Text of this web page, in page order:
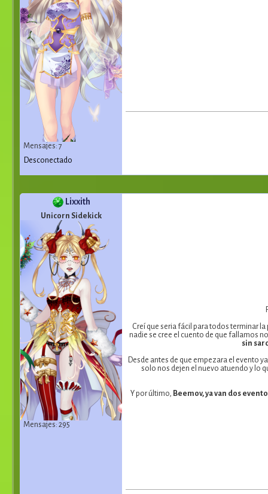
Mensajes: 7
Desconectado
Lixxith
Unicorn Sidekick
Mensajes: 295
Creí que seria fácil para todos terminar
nadie se cree el cuento de que fallamos
sin
Desde antes de que empezara el evento
solo nos dejen el nuevo atuendo y lo
Y por último, Beemov, ya van dos